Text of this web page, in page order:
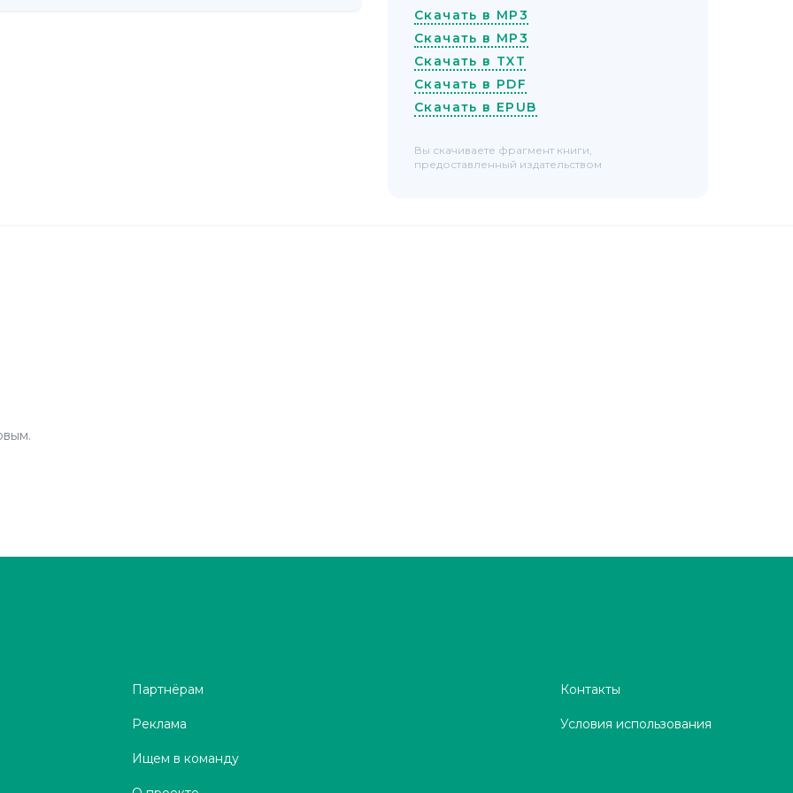
Скачать в MP3
Скачать в MP3
Скачать в TXT
Скачать в PDF
Скачать в EPUB
Вы скачиваете фрагмент книги,
предоставленный издательством
Партнёрам
Реклама
Ищем в команду
Контакты
Условия использования